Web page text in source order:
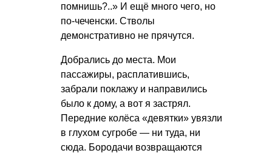
помнишь?..» И ещё много чего, но
по-чеченски. Стволы
демонстративно не прячутся.
Добрались до места. Мои
пассажиры, расплатившись,
забрали поклажу и направились
было к дому, а вот я застрял.
Передние колёса «девятки» увязли
в глухом сугробе — ни туда, ни
сюда. Бородачи возвращаются